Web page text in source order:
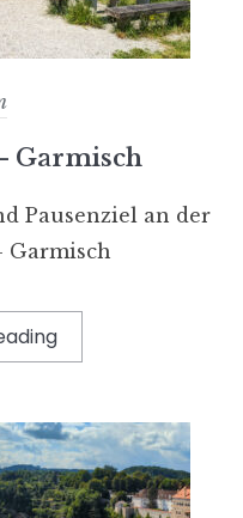
Garmisch
Pausenziel an der
Garmisch